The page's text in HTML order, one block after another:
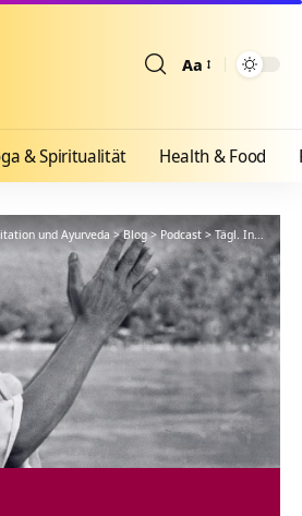
Aa
& Spiritualität Health & Food
und Ayurveda >Blog> Podcast >Tägl. Inspiration